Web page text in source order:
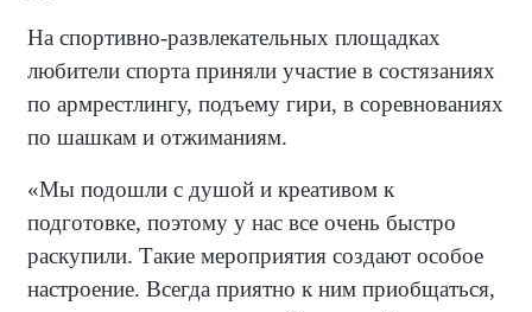
На спортивно-развлекательных площадках
любители спорта приняли участие в состязаниях
по армрестлингу, подъему гири, в соревнованиях
по шашкам и отжиманиям.
«Мы подошли с душой и креативом к
подготовке, поэтому у нас все очень быстро
раскупили. Такие мероприятия создают особое
настроение. Всегда приятно к ним приобщаться,